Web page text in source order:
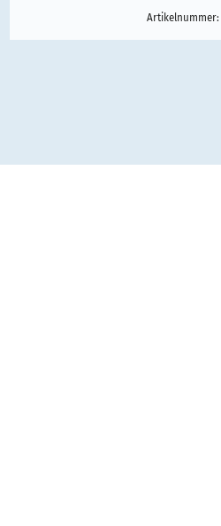
Artikelnummer: